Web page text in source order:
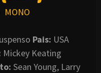
MONO
Pais: USA
Mickey Keating
Sean Young, Larry